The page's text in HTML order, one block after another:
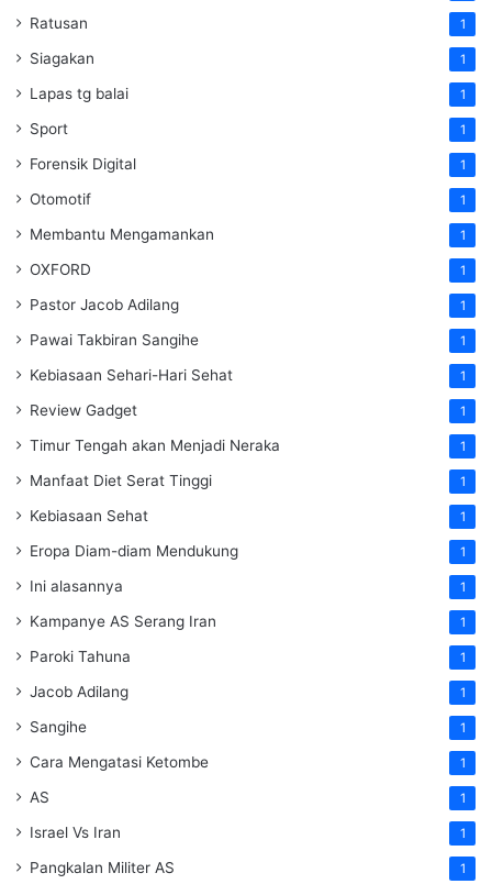
Ratusan 1
Siagakan 1
Lapas tg balai 1
Sport 1
Forensik Digital 1
Otomotif 1
Membantu Mengamankan 1
OXFORD 1
Pastor Jacob Adilang 1
Pawai Takbiran Sangihe 1
Kebiasaan Sehari-Hari Sehat 1
Review Gadget 1
Timur Tengah akan Menjadi Neraka 1
Manfaat Diet Serat Tinggi 1
Kebiasaan Sehat 1
Eropa Diam-diam Mendukung 1
Ini alasannya 1
Kampanye AS Serang Iran 1
Paroki Tahuna 1
Jacob Adilang 1
Sangihe 1
Cara Mengatasi Ketombe 1
AS 1
Israel Vs Iran 1
Pangkalan Militer AS 1